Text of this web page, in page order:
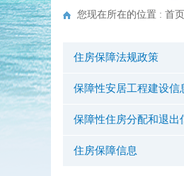
您现在所在的位置 : 首页
住房保障法规政策
保障性安居工程建设信
保障性住房分配和退出
住房保障信息